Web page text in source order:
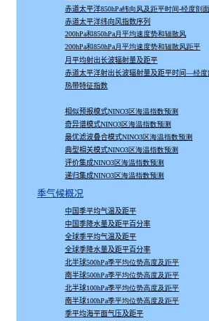
赤道太平洋850hPa纬向风及距平时间-经度剖面
赤道太平洋纬向风指数序列
200hPa和850hPa月平均速度势和辐散风
200hPa和850hPa月平均速度势和辐散风距平
月平均射出长波辐射量及距平
赤道太平洋射出长波辐射量及距平时间 —经度
热带特征指数
相似预报模式NINO3区海温指数预测
奇异谱模式NINO3区海温指数预测
最优滤波叠合模式NINO3区海温指数预测
典型相关模式NINO3区海温指数预测
评价集成NINO3区海温指数预测
递归集成NINO3区海温指数预测
季气候概况
中国季平均气温及距平
中国季降水量及距平百分率
全球季平均气温及距平
全球季降水量及距平百分率
北半球500hPa季平均位势高度及距平
南半球500hPa季平均位势高度及距平
北半球100hPa季平均位势高度及距平
南半球100hPa季平均位势高度及距平
季平均海平面气压及距平